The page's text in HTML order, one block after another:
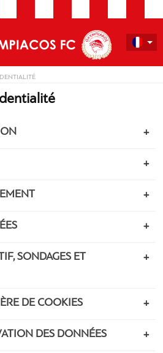
SONDAGES ET
DE COOKIES
DES DONNÉES